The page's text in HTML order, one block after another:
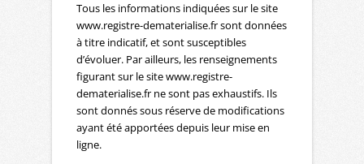
Tous les informations indiquées sur le site
www.registre-dematerialise.fr sont données
à titre indicatif, et sont susceptibles
d’évoluer. Par ailleurs, les renseignements
figurant sur le site www.registre-
dematerialise.fr ne sont pas exhaustifs. Ils
sont donnés sous réserve de modifications
ayant été apportées depuis leur mise en
ligne.